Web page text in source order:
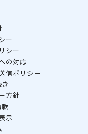
ー
シー
の対応
信ポリシー
方針
示